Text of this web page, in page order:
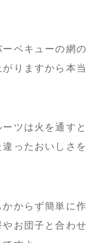
ベキューの網の
りますから本当
ツは火を通すと
ったおいしさを
からず簡単に作
お団子と合わせ